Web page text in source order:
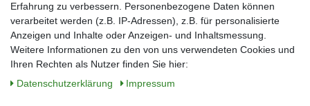
E-Mail*
Erfahrung zu verbessern. Personenbezogene Daten können
verarbeitet werden (z.B. IP-Adressen), z.B. für personalisierte
Anzeigen und Inhalte oder Anzeigen- und Inhaltsmessung.
Weitere Informationen zu den von uns verwendeten Cookies und
Ihren Rechten als Nutzer finden Sie hier:
Daten­schutz­erklärung
Impressum